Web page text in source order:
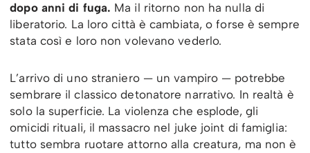
dopo anni di fuga. Ma il ritorno non ha nulla di
liberatorio. La loro città è cambiata, o forse è sempre
stata così e loro non volevano vederlo.
L’arrivo di uno straniero — un vampiro — potrebbe
sembrare il classico detonatore narrativo. In realtà è
solo la superficie. La violenza che esplode, gli
omicidi rituali, il massacro nel juke joint di famiglia:
tutto sembra ruotare attorno alla creatura, ma non è